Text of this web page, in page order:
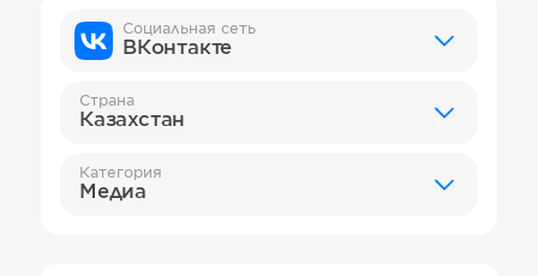
Социальная сеть
ВКонтакте
Страна
Казахстан
Категория
Медиа